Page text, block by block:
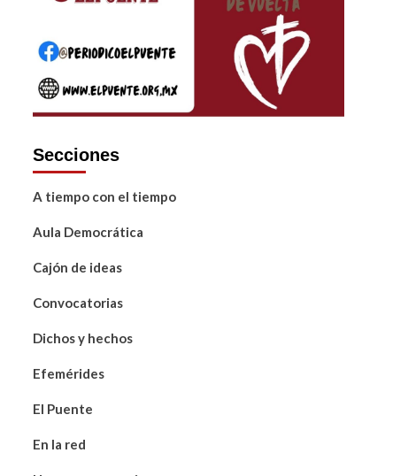
Secciones
A tiempo con el tiempo
Aula Democrática
Cajón de ideas
Convocatorias
Dichos y hechos
Efemérides
El Puente
En la red